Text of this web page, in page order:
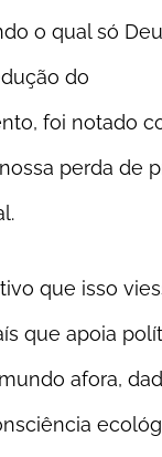
o qual só
do
foi notado
perda de
que isso
que apoia
afora,